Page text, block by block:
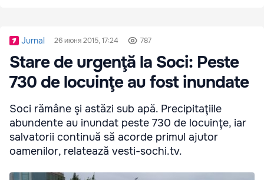
Jurnal 26 июня 2015, 17:24 787
Stare de urgenţă la Soci: Peste
730 de locuinţe au fost inundate
Soci rămâne şi astăzi sub apă. Precipitaţiile
abundente au inundat peste 730 de locuinţe, iar
salvatorii continuă să acorde primul ajutor
oamenilor, relatează vesti-sochi.tv.